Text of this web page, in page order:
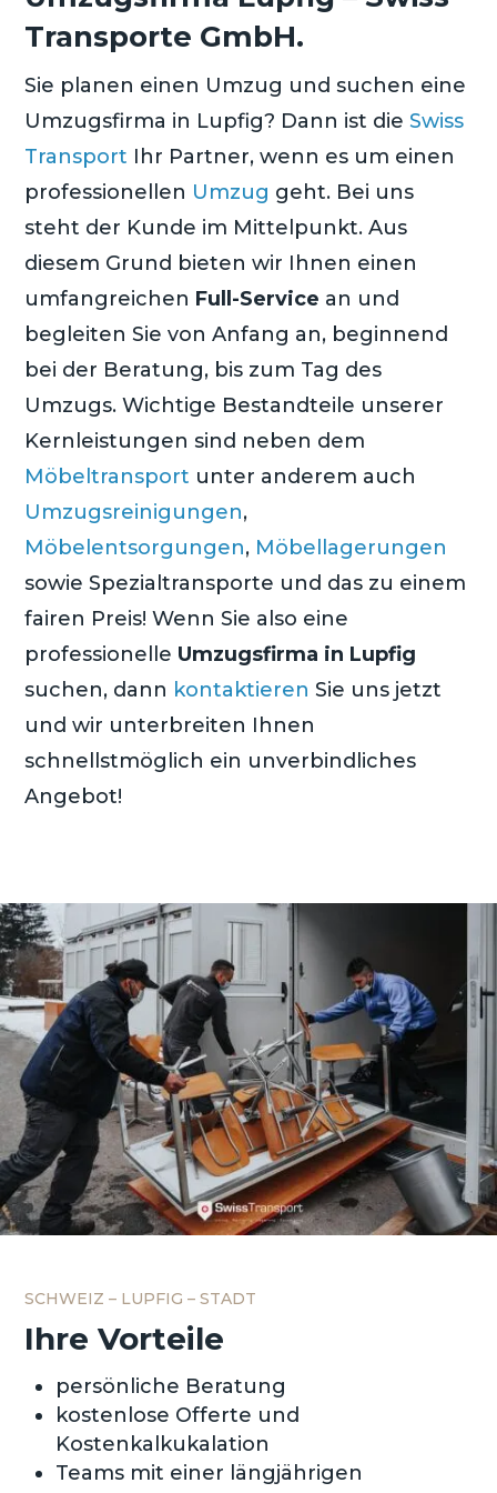
Transporte GmbH.
Sie planen einen Umzug und suchen eine
Umzugsfirma in Lupfig? Dann ist dieSwiss
Transport Ihr Partner, wenn es um einen
professionellen Umzug geht. Bei uns
steht der Kunde im Mittelpunkt. Aus
diesem Grund bieten wir Ihnen einen
umfangreichen Full-Service an und
begleiten Sie von Anfang an, beginnend
bei der Beratung, bis zum Tag des
Umzugs. Wichtige Bestandteile unserer
Kernleistungen sind neben dem
Möbeltransport unter anderem auch
Umzugsreinigungen,
Möbelentsorgungen, Möbellagerungen
sowie Spezialtransporte und das zu einem
fairen Preis! Wenn Sie also eine
professionelle Umzugsfirma in Lupfig
suchen, dann kontaktieren Sie uns jetzt
und wir unterbreiten Ihnen
schnellstmöglich ein unverbindliches
Angebot!
SCHWEIZ – LUPFIG – STADT
Ihre Vorteile
persönliche Beratung
kostenlose Offerte und
Kostenkalkukalation
Teams mit einer längjährigen